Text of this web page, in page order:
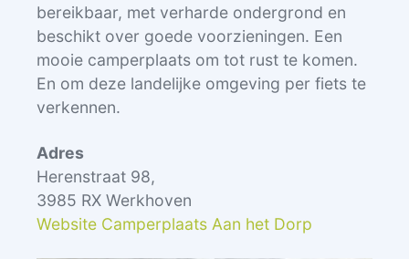
bereikbaar, met verharde ondergrond en
beschikt over goede voorzieningen. Een
mooie camperplaats om tot rust te komen.
En om deze landelijke omgeving per fiets te
verkennen.
Adres
Herenstraat 98,
3985 RX Werkhoven
Website Camperplaats Aan het Dorp